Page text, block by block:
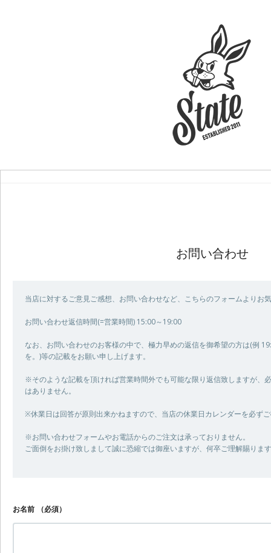
お問い合わせ
当店に対するご意見ご感想、お問い合わせなど、こちらのフォームよりお
お問い合わせ返信時間(=営業時間) 15:00～19:00
なお、お問い合わせのお客様の中で、極力早めの返信を御希望の方は(例
を。)等の記載をお願い申し上げます。
※そのような記載を頂ければ営業時間外でも可能な限り返信致しますが、
はありません。
※休業日は回答が原則出来かねますので、当店の休業日カレンダーを必ず
※お問い合わせフォームやお電話からのご注文は承っておりません。
ご面倒をお掛け致しまして誠に恐縮では御座いますが、何卒ご理解賜りま
お名前 （必須）